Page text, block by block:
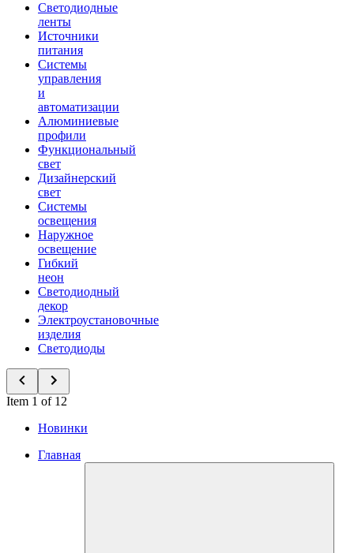
Светодиодные
ленты
Источники
питания
Системы
управления
и
автоматизации
Алюминиевые
профили
Функциональный
свет
Дизайнерский
свет
Системы
освещения
Наружное
освещение
Гибкий
неон
Светодиодный
декор
Электроустановочные
изделия
Светодиоды
Item 1 of 12
Новинки
Главная